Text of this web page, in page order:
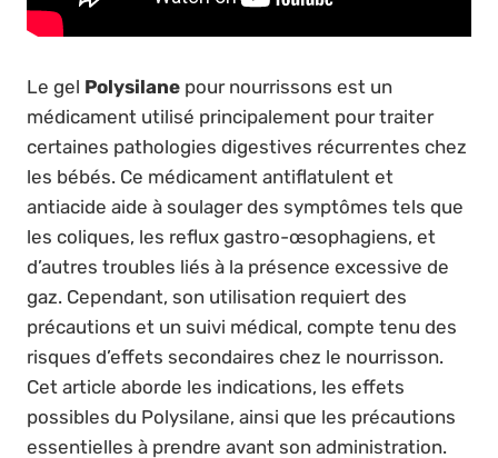
Le gel Polysilane pour nourrissons est un
médicament utilisé principalement pour traiter
certaines pathologies digestives récurrentes chez
les bébés. Ce médicament antiflatulent et
antiacide aide à soulager des symptômes tels que
les coliques, les reflux gastro-œsophagiens, et
d’autres troubles liés à la présence excessive de
gaz. Cependant, son utilisation requiert des
précautions et un suivi médical, compte tenu des
risques d’effets secondaires chez le nourrisson.
Cet article aborde les indications, les effets
possibles du Polysilane, ainsi que les précautions
essentielles à prendre avant son administration.